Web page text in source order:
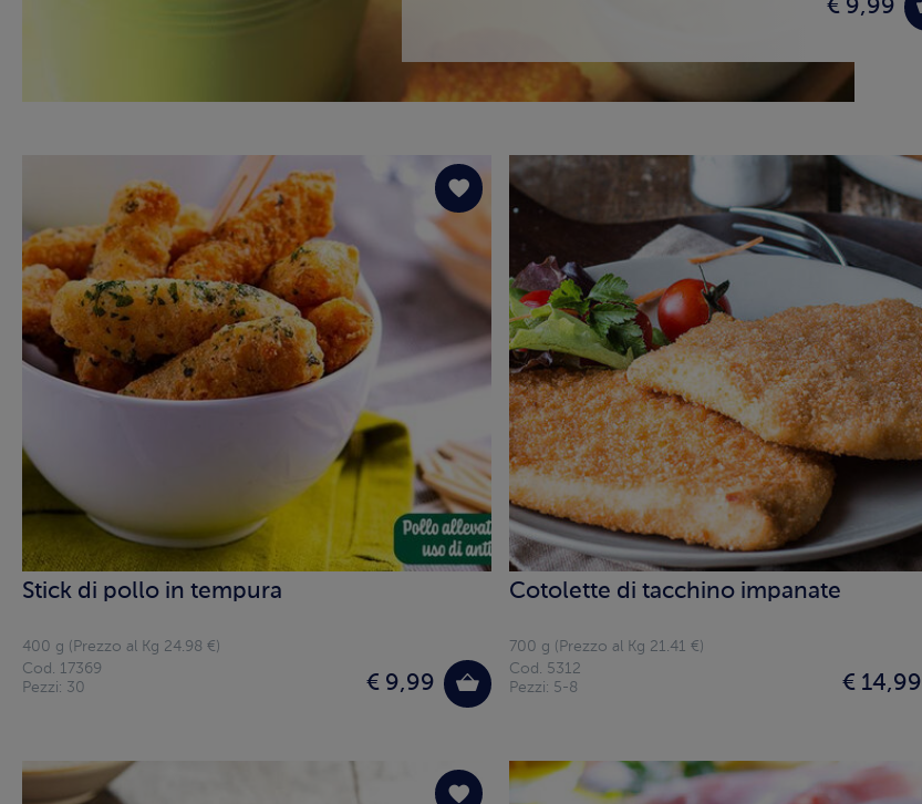
€ 9,99
Stick di pollo in tempura
400 g (Prezzo al Kg 24.98 €)
€ 9,99
Cod. 17369
Pezzi: 30
Cotolette di tacchino impanate
700 g (Prezzo al Kg 21.41 €)
€ 14,99
Cod. 5312
Pezzi: 5-8